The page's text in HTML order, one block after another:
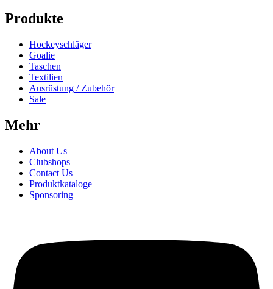
Produkte
Hockeyschläger
Goalie
Taschen
Textilien
Ausrüstung / Zubehör
Sale
Mehr
About Us
Clubshops
Contact Us
Produktkataloge
Sponsoring